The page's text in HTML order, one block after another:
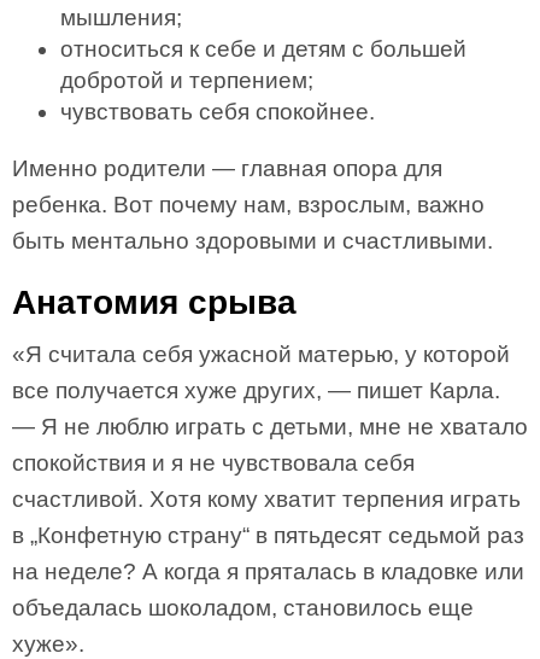
мышления;
относиться к себе и детям с большей
добротой и терпением;
чувствовать себя спокойнее.
Именно родители — главная опора для
ребенка. Вот почему нам, взрослым, важно
быть ментально здоровыми и счастливыми.
Анатомия срыва
«Я считала себя ужасной матерью, у которой
все получается хуже других, — пишет Карла.
— Я не люблю играть с детьми, мне не хватало
спокойствия и я не чувствовала себя
счастливой. Хотя кому хватит терпения играть
в „Конфетную страну“ в пятьдесят седьмой раз
на неделе? А когда я пряталась в кладовке или
объедалась шоколадом, становилось еще
хуже».